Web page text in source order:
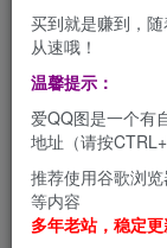
2026-6-
韩国妹子Jang
资源目录
002
003
买到就是赚到，
从速哦！
温馨提示：
爱QQ图是一个有
地址（请按
推荐使用谷歌浏
等内容
多年老站，稳定